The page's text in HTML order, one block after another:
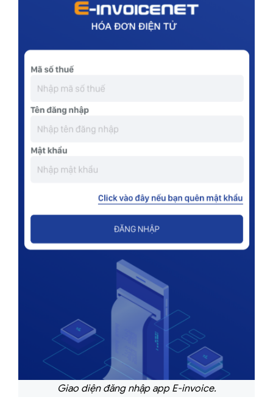
Giao diện đăng nhập app E-invoice.